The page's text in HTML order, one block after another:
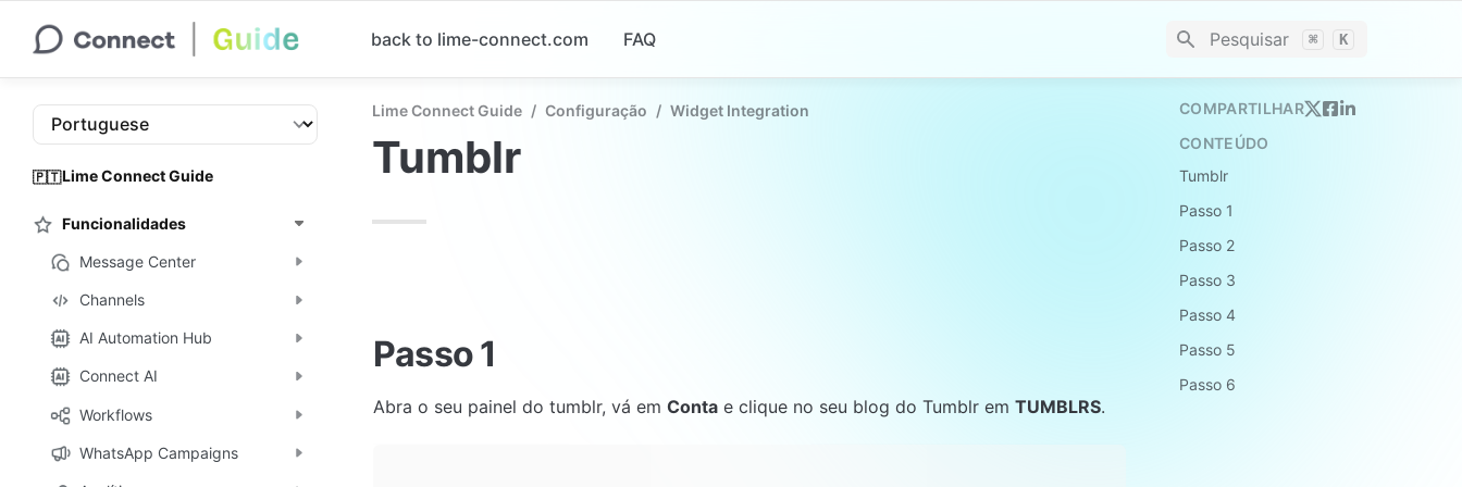
back to lime-connect.com FAQ Pesquisar ⌘ K
🇵🇹Lime Connect Guide
Funcionalidades
Message Center
Channels
AI Automation Hub
Connect AI
Workflows
WhatsApp Campaigns
Lime Connect Guide / Configuração / Widget Integration
Tumblr
Passo 1
Abra o seu painel do tumblr, vá em Conta e clique no seu blog do Tumblr em TUMBLRS.
COMPARTILHAR
CONTEÚDO
Tumblr
Passo 1
Passo 2
Passo 3
Passo 4
Passo 5
Passo 6